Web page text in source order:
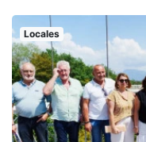
Locales